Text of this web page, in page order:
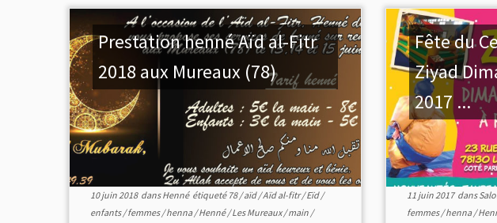
Prestation henné Aïd al-Fitr
2018 aux Mureaux (78)
10 juin 2018dansHenné étiqueté 78/aïd/Aïd al-fitr/Eïd/
enfants/femmes/henna/Henné/Les Mureaux/main /
Fête du
Ziyad
2017 ...
11 juin 2017dans
femmes/henna/